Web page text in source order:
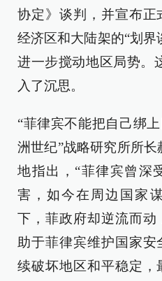
协定》谈判，并宣布正
经济区和大陆架的“划界
进一步搅动地区局势。
入了沉思。
“菲律宾不能把自己绑
洲世纪”战略研究所所长
地指出，“菲律宾曾深
害，如今在周边国家
下，菲政府却逆流而
助于菲律宾维护国家
续破坏地区和平稳定，